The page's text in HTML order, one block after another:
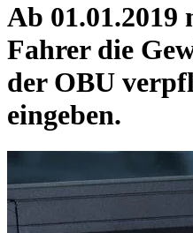
Ab 01.01.2019
Fahrer die
der OBU
eingeben.